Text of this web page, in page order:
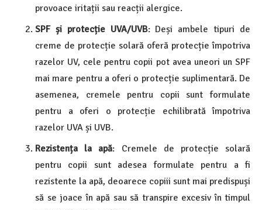
provoace iritații sau reacții alergice.
SPF și protecție UVA/UVB: Deși ambele tipuri de
creme de protecție solară oferă protecție împotriva
razelor UV, cele pentru copii pot avea uneori un SPF
mai mare pentru a oferi o protecție suplimentară. De
asemenea, cremele pentru copii sunt formulate
pentru a oferi o protecție echilibrată împotriva
razelor UVA și UVB.
Rezistența la apă: Cremele de protecție solară
pentru copii sunt adesea formulate pentru a fi
rezistente la apă, deoarece copiii sunt mai predispuși
să se joace în apă sau să transpire excesiv în timpul